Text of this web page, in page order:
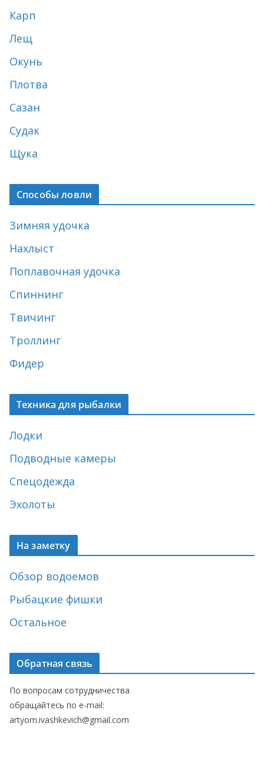
Карп
Лещ
Окунь
Плотва
Сазан
Судак
Щука
Способы ловли
Зимняя удочка
Нахлыст
Поплавочная удочка
Спиннинг
Твичинг
Троллинг
Фидер
Техника для рыбалки
Лодки
Подводные камеры
Спецодежда
Эхолоты
На заметку
Обзор водоемов
Рыбацкие фишки
Остальное
Обратная связь
По вопросам сотрудничества
обращайтесь по e-mail:
artyom.ivashkevich@gmail.com